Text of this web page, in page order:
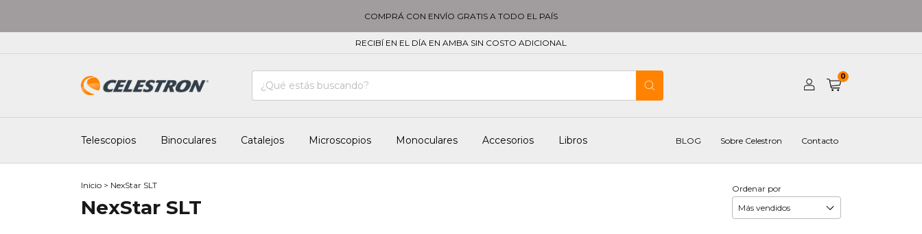
COMPRÁ CON ENVÍO GRATIS A TODO EL PAÍS
RECIBÍ EN EL DÍA EN AMBA SIN COSTO ADICIONAL
0
Telescopios Binoculares Catalejos Microscopios Monoculares Accesorios Libros BLOG Sobre Celestron Contacto
Inicio > NexStar SLT
NexStar SLT
Ordenar por